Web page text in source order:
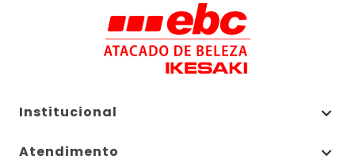
Institucional
Atendimento